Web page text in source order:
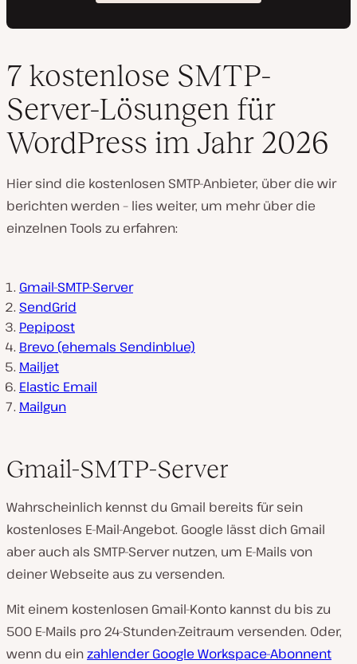
7 kostenlose SMTP-
Server-Lösungen für
WordPress im Jahr 2026
Hier sind die kostenlosen SMTP-Anbieter, über die wir
berichten werden – lies weiter, um mehr über die
einzelnen Tools zu erfahren:
Gmail-SMTP-Server
SendGrid
Pepipost
Brevo (ehemals Sendinblue)
Mailjet
Elastic Email
Mailgun
Gmail-SMTP-Server
Wahrscheinlich kennst du Gmail bereits für sein
kostenloses E-Mail-Angebot. Google lässt dich Gmail
aber auch als SMTP-Server nutzen, um E-Mails von
deiner Webseite aus zu versenden.
Mit einem kostenlosen Gmail-Konto kannst du bis zu
500 E-Mails pro 24-Stunden-Zeitraum versenden. Oder,
wenn du einzahlender Google Workspace-Abonnent